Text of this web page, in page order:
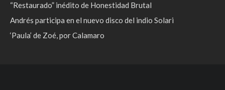
“Restaurado” inédito de Honestidad Brutal
Andrés participa en el nuevo disco del indio Solari
‘Paula’ de Zoé, por Calamaro